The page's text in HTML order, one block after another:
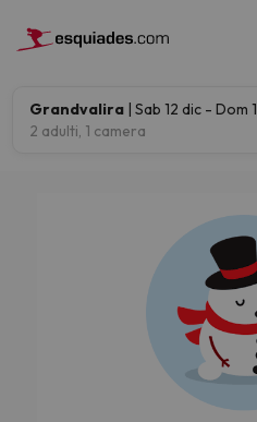
Grandvalira | Sab 12 dic - Dom
2 adulti, 1 camera